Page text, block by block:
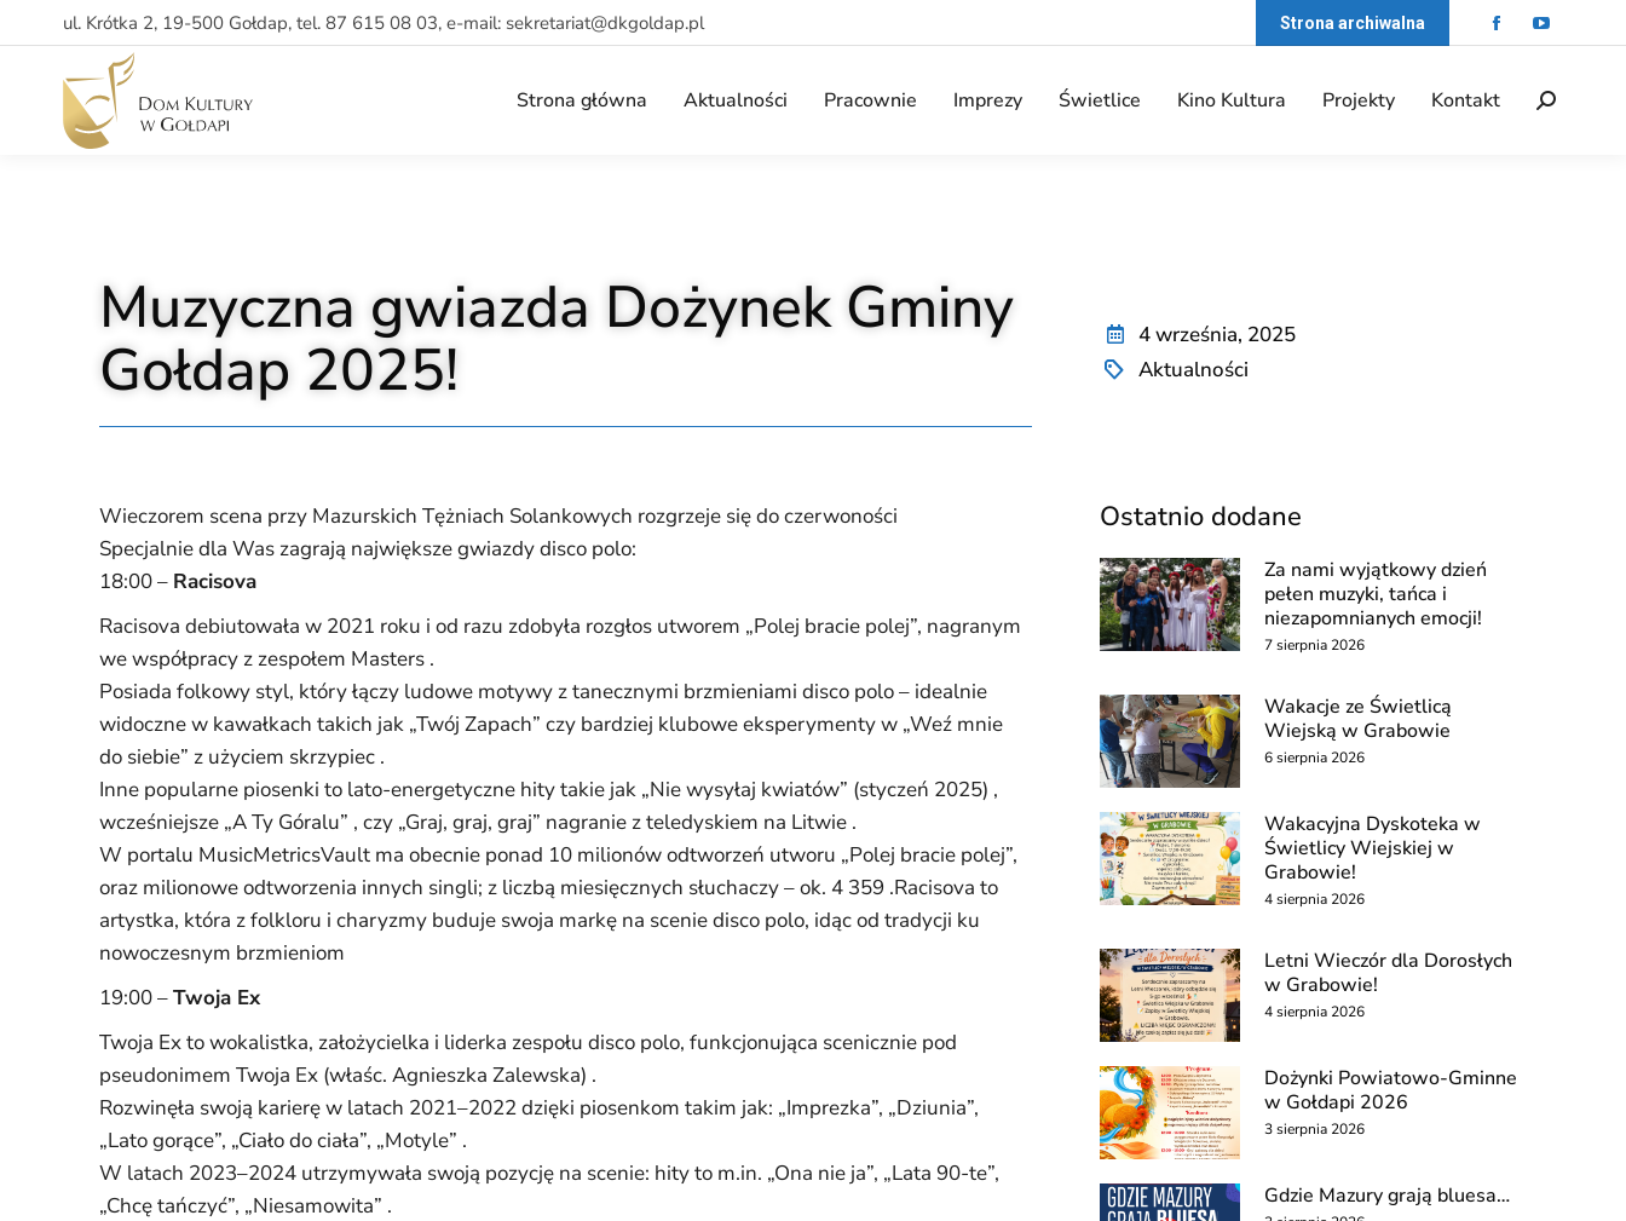
ul. Krótka 2, 19-500 Gołdap, tel. 87 615 08 03, e-mail: sekretariat@dkgoldap.pl Strona archiwalna
Strona główna Aktualności Pracownie Imprezy Świetlice Kino Kultura Projekty Kontakt
Muzyczna gwiazda Dożynek Gminy
Gołdap 2025!
4 września, 2025
Aktualności
Wieczorem scena przy Mazurskich Tężniach Solankowych rozgrzeje się do czerwoności
Specjalnie dla Was zagrają największe gwiazdy disco polo:
18:00 – Racisova
Racisova debiutowała w 2021 roku i od razu zdobyła rozgłos utworem „Polej bracie polej”, nagranym
we współpracy z zespołem Masters .
Posiada folkowy styl, który łączy ludowe motywy z tanecznymi brzmieniami disco polo – idealnie
widoczne w kawałkach takich jak „Twój Zapach” czy bardziej klubowe eksperymenty w „Weź mnie
do siebie” z użyciem skrzypiec .
Inne popularne piosenki to lato-energetyczne hity takie jak „Nie wysyłaj kwiatów” (styczeń 2025) ,
wcześniejsze „A Ty Góralu” , czy „Graj, graj, graj” nagranie z teledyskiem na Litwie .
W portalu MusicMetricsVault ma obecnie ponad 10 milionów odtworzeń utworu „Polej bracie polej”,
oraz milionowe odtworzenia innych singli; z liczbą miesięcznych słuchaczy – ok. 4 359 .Racisova to
artystka, która z folkloru i charyzmy buduje swoja markę na scenie disco polo, idąc od tradycji ku
nowoczesnym brzmieniom
19:00 –Twoja Ex
Twoja Ex to wokalistka, założycielka i liderka zespołu disco polo, funkcjonująca scenicznie pod
pseudonimem Twoja Ex (właśc. Agnieszka Zalewska) .
Rozwinęła swoją karierę w latach 2021–2022 dzięki piosenkom takim jak: „Imprezka”, „Dziunia”,
„Lato gorące”, „Ciało do ciała”, „Motyle” .
W latach 2023–2024 utrzymywała swoją pozycję na scenie: hity to m.in. „Ona nie ja”, „Lata 90-te”,
„Chcę tańczyć”, „Niesamowita” .
Ostatnio dodane
Za nami wyjątkowy dzień
pełen muzyki, tańca i
niezapomnianych emocji!
7 sierpnia 2026
Wakacje ze Świetlicą
Wiejską w Grabowie
6 sierpnia 2026
Wakacyjna Dyskoteka w
Świetlicy Wiejskiej w
Grabowie!
4 sierpnia 2026
Letni Wieczór dla Dorosłych
w Grabowie!
4 sierpnia 2026
Dożynki Powiatowo-Gminne
w Gołdapi 2026
3 sierpnia 2026
Gdzie Mazury grają bluesa…